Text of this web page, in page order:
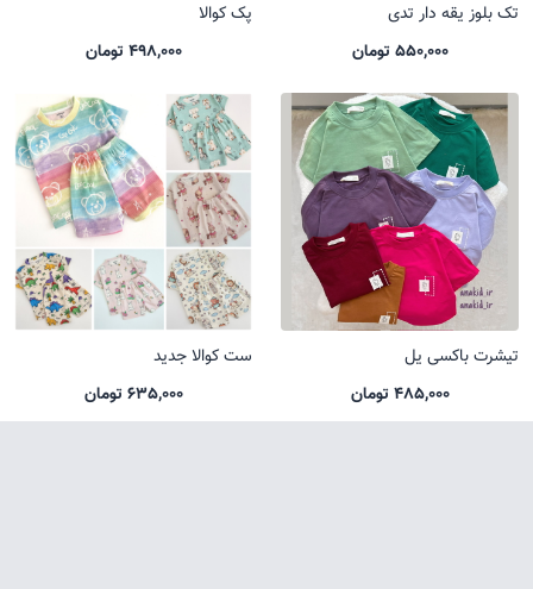
تک بلوز یقه دار تدی
550,000 تومان
پک کوالا
498,000 تومان
تیشرت باکسی یل
485,000 تومان
ست کوالا جدید
635,000 تومان